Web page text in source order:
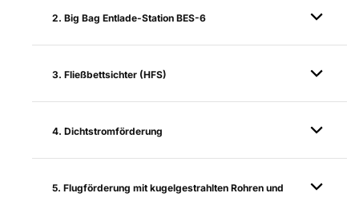
2. Big Bag Entlade-Station BES-6
3. Fließbettsichter (HFS)
4. Dichtstromförderung
5. Flugförderung mit kugelgestrahlten Rohren und